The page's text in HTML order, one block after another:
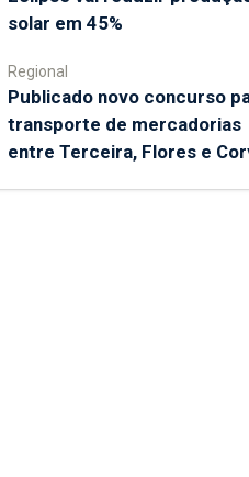
solar em 45%
Regional
Publicado novo concurso
transporte de mercadorias
entre Terceira, Flores e